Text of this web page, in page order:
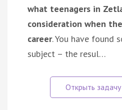
what teenagers in
consideration when
career. You have found
subject – the resul…